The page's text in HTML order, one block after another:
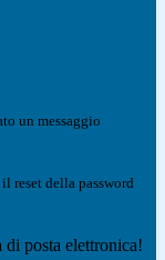
un messaggio
reset della password
posta elettronica!